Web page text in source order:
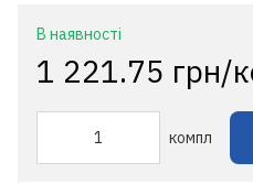
В наявності
1 221.75 грн/
компл